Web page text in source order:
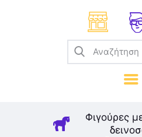
Φιγούρες
Κατασκευές
Καλλιτεχνικά
Μοντελισμός
Βιβλία
Παιχνίδια